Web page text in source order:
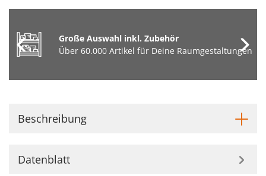
Große Auswahl inkl. Zubehör
Über 60.000 Artikel für Deine Raumgestaltungen
Beschreibung
Datenblatt